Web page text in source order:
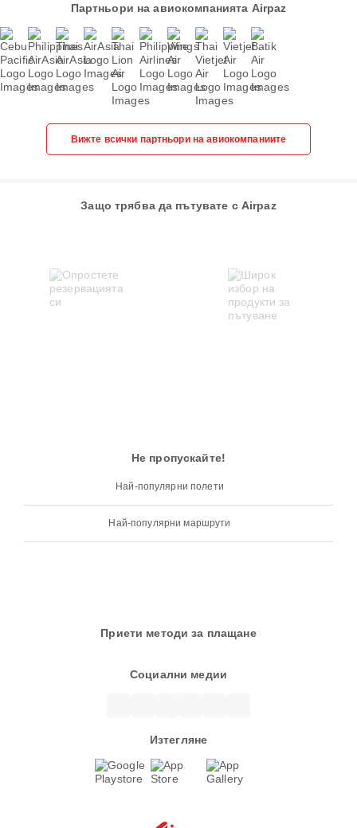
Партньори на авиокомпанията Airpaz
Вижте всички партньори на авиокомпаниите
Защо трябва да пътувате с Airpaz
Не пропускайте!
Най-популярни полети
Най-популярни маршрути
Приети методи за плащане
Социални медии
Изтегляне